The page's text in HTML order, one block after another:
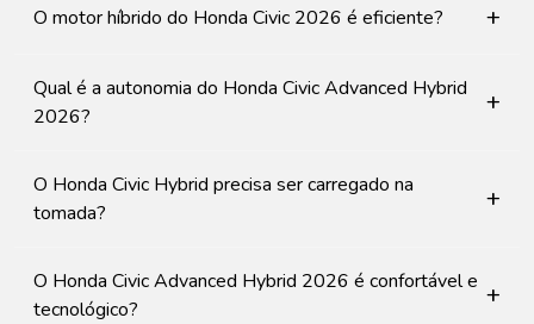
O motor híbrido do Honda Civic 2026 é eficiente? +
Qual é a autonomia do Honda Civic Advanced Hybrid
2026?
+
O Honda Civic Hybrid precisa ser carregado na
tomada?
+
O Honda Civic Advanced Hybrid 2026 é confortável e
tecnológico?
+